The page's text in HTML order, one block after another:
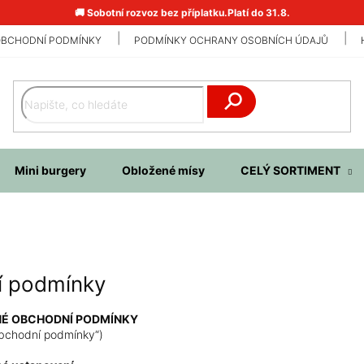
🚚 Sobotní rozvoz bez příplatku.Platí do 31.8.
PODMÍNKY PODMÍNKY OCHRANY OSOBNÍCH ÚDAJŮ
Mini burgery Obložené mísy CELÝ SORTIMENT
podmínky
OBCHODNÍ PODMÍNKY
podmínky“)